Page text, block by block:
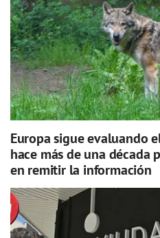
Europa sigue evaluando
hace más de una década
en remitir la información